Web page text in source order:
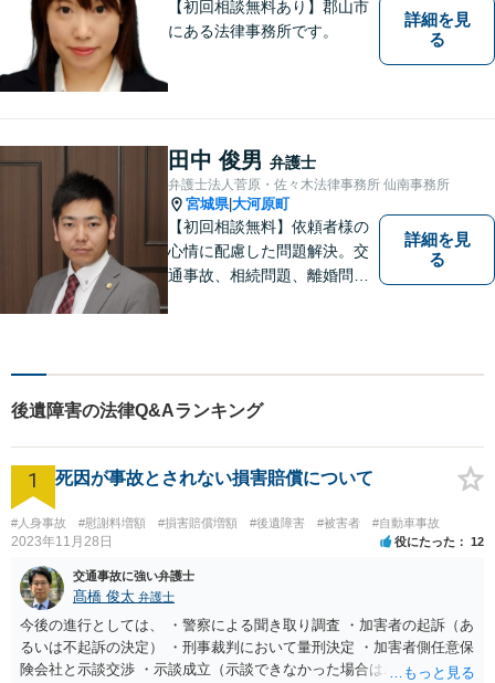
【初回相談無料あり】郡山市
にある法律事務所です。
詳細を見
る
田中 俊男 弁護士
弁護士法人菅原・佐々木法律事務所 仙南事務所
宮城県|大河原町
【初回相談無料】依頼者様の
心情に配慮した問題解決。交
通事故、相続問題、離婚問題
相談ください。【大河原フォ
詳細を見
る
後遺障害の法律Q&Aランキング
1 死因が事故とされない損害賠償について
#人身事故 #慰謝料増額 #損害賠償増額 #後遺障害 #被害者 #自動車事故
2023年11月28日 役にたった 12
交通事故に強い弁護士
髙橋 俊太 弁護士
今後の進行としては、 ・警察による聞き取り調査 ・加害者の起訴（あ
るいは不起訴の決定） ・刑事裁判において量刑決定 ・加害者側任意保
険会社と示談交渉 ・示談成立（示談できなかった場合は裁判） となり